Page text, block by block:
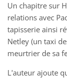
Un chapitre sur
relations avec
tapisserie ainsi
Netley (un taxi
meurtrier de sa
L'auteur ajoute